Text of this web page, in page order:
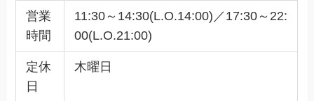
営業
時間
11:30～14:30(L.O.14:00)／17:30～22:
00(L.O.21:00)
定休
日
木曜日